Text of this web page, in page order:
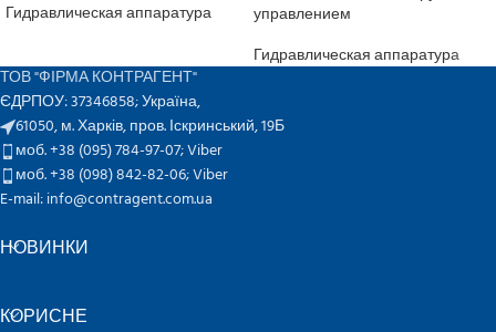
Гидравлическая аппаратура управлением
Гидравлическая аппаратура
ТОВ "ФІРМА КОНТРАГЕНТ"
ЄДРПОУ: 37346858; Україна,
61050, м. Харків, пров. Іскринський, 19Б
моб. +38 (095) 784-97-07;Viber
моб. +38 (098) 842-82-06;Viber
E-mail: info@contragent.com.ua
НОВИНКИ
КОРИСНЕ